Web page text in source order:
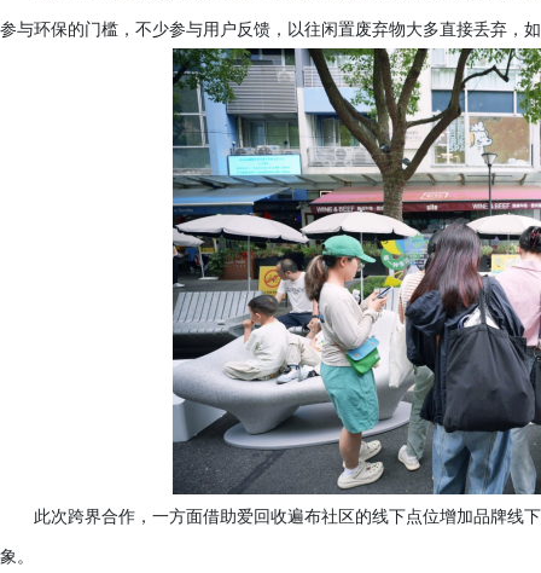
参与环保的门槛，不少参与用户反馈，以往闲置废弃物大多直接丢弃，
此次跨界合作，一方面借助爱回收遍布社区的线下点位增加品牌线
象。